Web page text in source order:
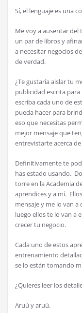
Sí, el lenguaje es una
Me voy a ausentar del
un par de libros y
a necesitar negocios
de verdad.
¿Te gustaría aislar tu
publicidad escrita
escriba cada uno de
pueda hacer para
eso que necesitas
mejor mensaje que
entrevistarte acerca
Definitivamente te
has estado usando.
torre en la Academia
aprendices y a mí.
mensaje y me lo van
luego ellos te lo van a
crecer tu negocio.
Cada uno de estos
entrenamiento
se lo están tomando
¿Quieres leer los
Aruú y aruú.